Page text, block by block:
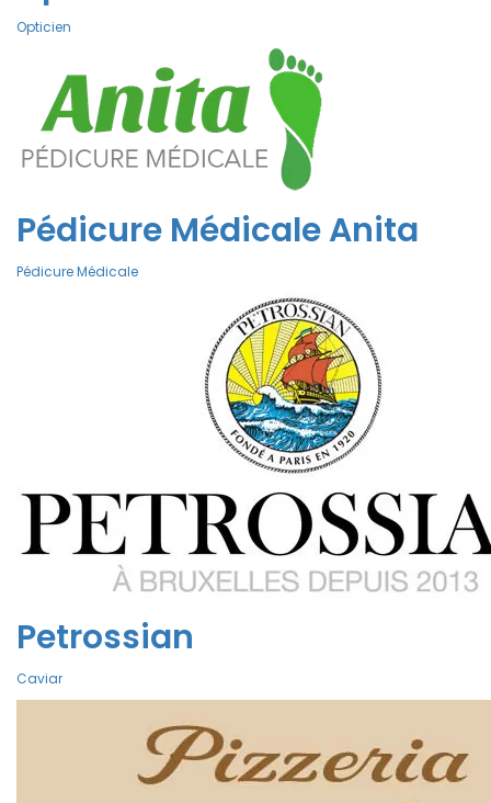
Opticien
Pédicure Médicale Anita
Pédicure Médicale
Petrossian
Caviar